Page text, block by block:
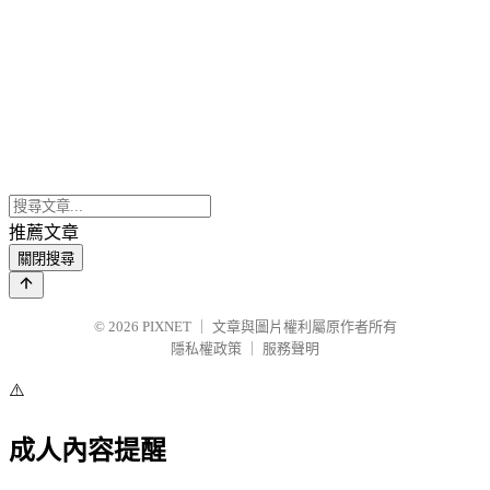
推薦文章
關閉搜尋
© 2026 PIXNET
文章與圖片權利屬原作者所有
隱私權政策
服務聲明
⚠️
成人內容提醒